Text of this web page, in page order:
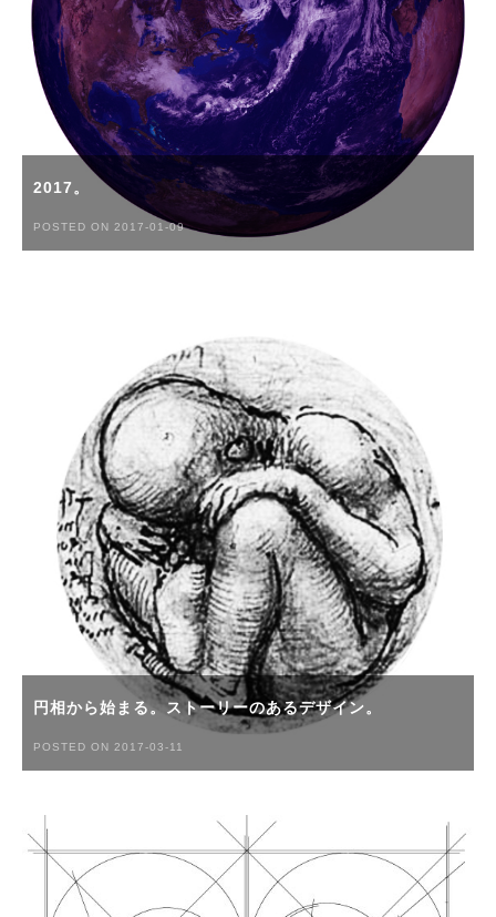
2017。
POSTED ON 2017-01-09
円相から始まる。ストーリーのあるデザイン。
POSTED ON 2017-03-11